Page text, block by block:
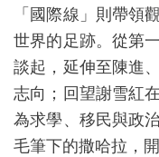
站
導
覽
友
善
「國際線」則帶領
世界的足跡。從第
談起，延伸至陳進
志向；回望謝雪紅
為求學、移民與政
毛筆下的撒哈拉，